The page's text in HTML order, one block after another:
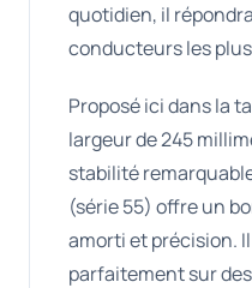
quotidien, il
conducteurs les
Proposé ici dans la
largeur de 245
stabilité
(série 55) offre un
amorti et précision.
parfaitement sur